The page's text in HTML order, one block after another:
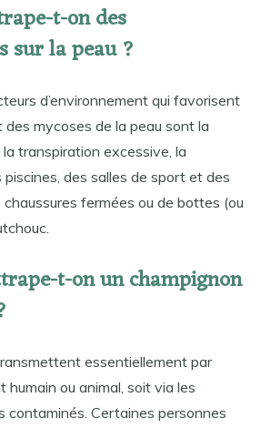
t-on des
sur la peau ?
d’environnement qui favorisent
mycoses de la peau sont la
transpiration excessive, la
des salles de sport et des
fermées ou de bottes (ou
t-on un champignon
essentiellement par
humain ou animal, soit via les
contaminés. Certaines personnes